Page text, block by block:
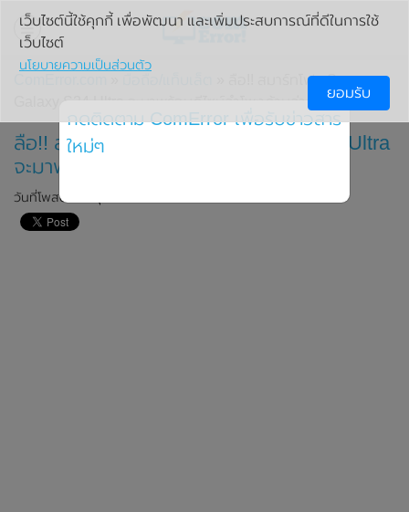
» ลือ!! สมาร์ทโฟน Samsung
Galaxy S24 Ultra จะมาพร้อมดีไซน์ลำโพงด้านล่างแบบใหม่
ลือ!! สมาร์ทโฟน Samsung Galaxy S24 Ultra
จะมาพร้อมดีไซน์ลำโพงด้านล่างแบบใหม่
วันที่โพสต์: 27 ตุลาคม 2023
เว็บไซต์นี้ใช้คุกกี้ เพื่อพัฒนา และเพิ่มประสบการณ์ที่ดีในการใช้
เว็บไซต์
นโยบายความเป็นส่วนตัว
ยอมรับ
กดติดตาม ComError เพื่อรับข่าวสาร
ใหม่ๆ